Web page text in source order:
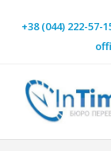
+38 (044) 222-57-